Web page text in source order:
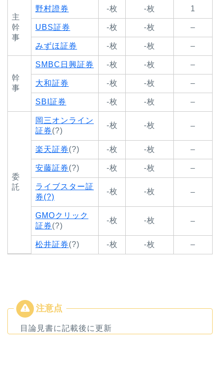
主
幹
事
野村證券 -枚 -枚 1
UBS証券 -枚 -枚 –
みずほ証券 -枚 -枚 –
幹
事
SMBC日興証券 -枚 -枚 –
大和証券 -枚 -枚 –
SBI証券 -枚 -枚 –
委
託
岡三オンライン
証券(?)
-枚 -枚 –
楽天証券(?) -枚 -枚 –
安藤証券(?) -枚 -枚 –
ライブスター証
券(?)
-枚 -枚 –
GMOクリック
証券(?)
-枚 -枚 –
松井証券(?) -枚 -枚 –
目論見書に記載後に更新